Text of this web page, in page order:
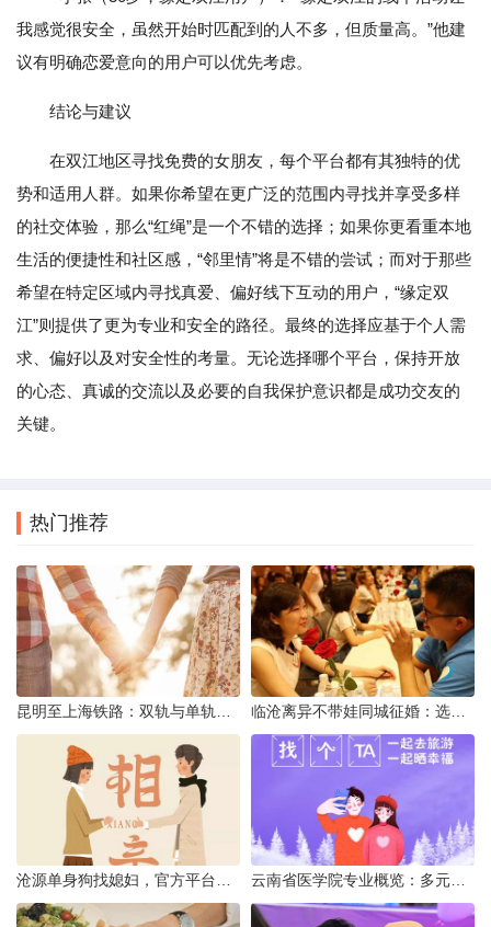
我感觉很安全，虽然开始时匹配到的人不多，但质量高。”他建
议有明确恋爱意向的用户可以优先考虑。
结论与建议
在双江地区寻找免费的女朋友，每个平台都有其独特的优
势和适用人群。如果你希望在更广泛的范围内寻找并享受多样
的社交体验，那么“红绳”是一个不错的选择；如果你更看重本地
生活的便捷性和社区感，“邻里情”将是不错的尝试；而对于那些
希望在特定区域内寻找真爱、偏好线下互动的用户，“缘定双
江”则提供了更为专业和安全的路径。最终的选择应基于个人需
求、偏好以及对安全性的考量。无论选择哪个平台，保持开放
的心态、真诚的交流以及必要的自我保护意识都是成功交友的
关键。
热门推荐